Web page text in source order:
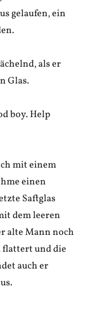
gelaufen, ein
als er
Glas.
boy. Help
mit einem
einen
Saftglas
dem leeren
alte Mann noch
flattert und die
auch er